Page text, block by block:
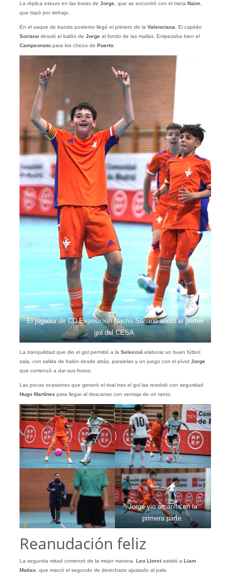
La réplica estuvo en las botas de Jorge, que se encontró con el meta Naim,
que tapó por debajo.
En el saque de banda posterior llegó el primero de la Valenciana . El capitán
Sorianodesvió el balón de Jorgeal fondo de las mallas. Empezaba bien el
Campeonatopara los chicos de Puerto.
El jugador de CD Exposición Nacho Soriano anotó el primer
gol del CESA.
La tranquilidad que dio el gol permitió a la Seleccióelaborar un buen fútbol
sala, con salida de balón desde atrás, paralelas y un juego con el pívot Jorge
que comenzó a dar sus frutos.
Las pocas ocasiones que generó el rival tras el gol las resolvió con seguridad
Hugo Martínezpara llegar al descanso con ventaja de un tanto.
Jorge vio amarilla en la
primera parte.
Reanudación feliz
La segunda mitad comenzó de la mejor manera. Leo Lloretasistió a Liam
Matías , que marcó el segundo de derechazo ajustado al palo.